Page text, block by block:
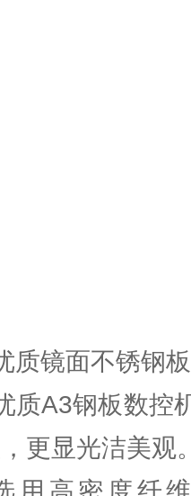
质镜面不锈钢
质A3钢板数控
更显光洁美观